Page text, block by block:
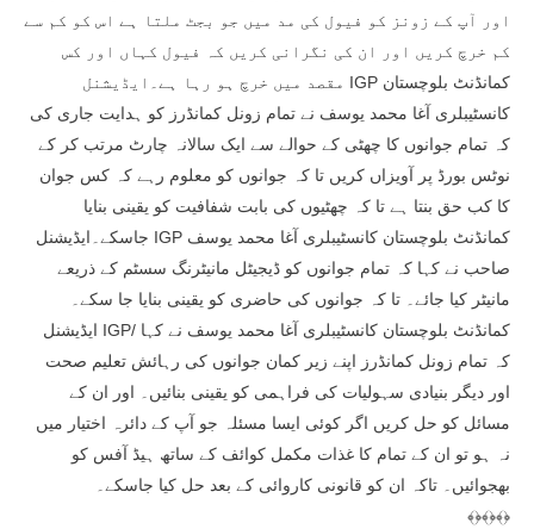
اور آپ کے زونز کو فیول کی مد میں جو بجٹ ملتا ہے اس کو کم سے
کم خرچ کریں اور ان کی نگرانی کریں کہ فیول کہاں اور کس
مقصد میں خرچ ہو رہا ہے۔ایڈیشنل IGP کمانڈنٹ بلوچستان
کانسٹیبلری آغا محمد یوسف نے تمام زونل کمانڈرز کو ہدایت جاری کی
کہ تمام جوانوں کا چھٹی کے حوالے سے ایک سالانہ چارٹ مرتب کر کے
نوٹس بورڈ پر آویزاں کریں تا کہ جوانوں کو معلوم رہے کہ کس جوان
کا کب حق بنتا ہے تا کہ چھٹیوں کی بابت شفافیت کو یقینی بنایا
جاسکے۔ایڈیشنل IGP کمانڈنٹ بلوچستان کانسٹیبلری آغا محمد یوسف
صاحب نے کہا کہ تمام جوانوں کو ڈیجیٹل مانیٹرنگ سسٹم کے ذریعے
مانیٹر کیا جائے۔ تا کہ جوانوں کی حاضری کو یقینی بنایا جا سکے۔
ایڈیشنل IGP/ کمانڈنٹ بلوچستان کانسٹیبلری آغا محمد یوسف نے کہا
کہ تمام زونل کمانڈرز اپنے زیر کمان جوانوں کی رہائش تعلیم صحت
اور دیگر بنیادی سہولیات کی فراہمی کو یقینی بنائیں۔ اور ان کے
مسائل کو حل کریں اگر کوئی ایسا مسئلہ جو آپ کے دائرہ اختیار میں
نہ ہو تو ان کے تمام کا غذات مکمل کوائف کے ساتھ ہیڈ آفس کو
بھجوائیں۔ تاکہ ان کو قانونی کاروائی کے بعد حل کیا جاسکے۔
﴾﴿﴾﴿﴾﴿